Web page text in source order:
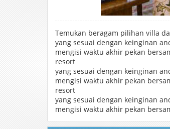
Temukan beragam pilihan villa
yang sesuai dengan keinginan
mengisi waktu akhir pekan
resort
yang sesuai dengan keinginan
mengisi waktu akhir pekan
resort
yang sesuai dengan keinginan
mengisi waktu akhir pekan